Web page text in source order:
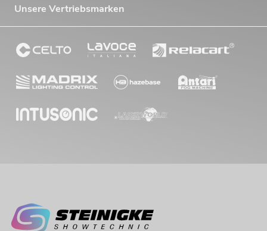
Unsere Vertriebsmarken